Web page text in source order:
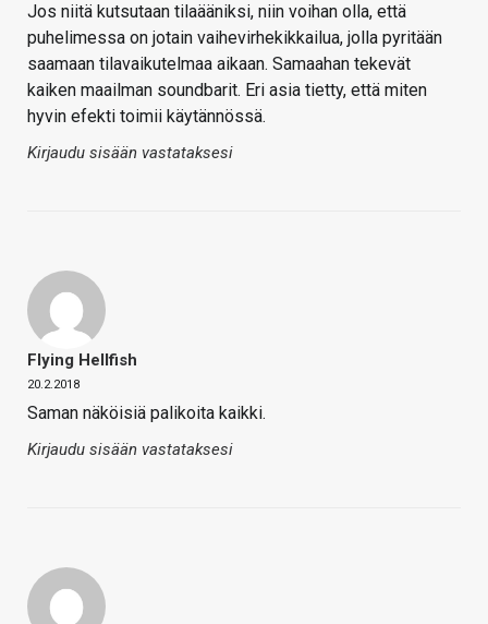
Jos niitä kutsutaan tilaääniksi, niin voihan olla, että
puhelimessa on jotain vaihevirhekikkailua, jolla pyritään
saamaan tilavaikutelmaa aikaan. Samaahan tekevät
kaiken maailman soundbarit. Eri asia tietty, että miten
hyvin efekti toimii käytännössä.
Kirjaudu sisään vastataksesi
Flying Hellfish
20.2.2018
Saman näköisiä palikoita kaikki.
Kirjaudu sisään vastataksesi